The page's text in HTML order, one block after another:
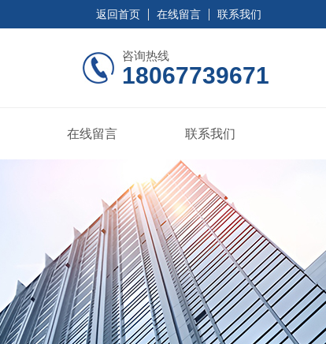
返回首页 在线留言 联系我们
咨询热线
18067739671
在线留言 联系我们